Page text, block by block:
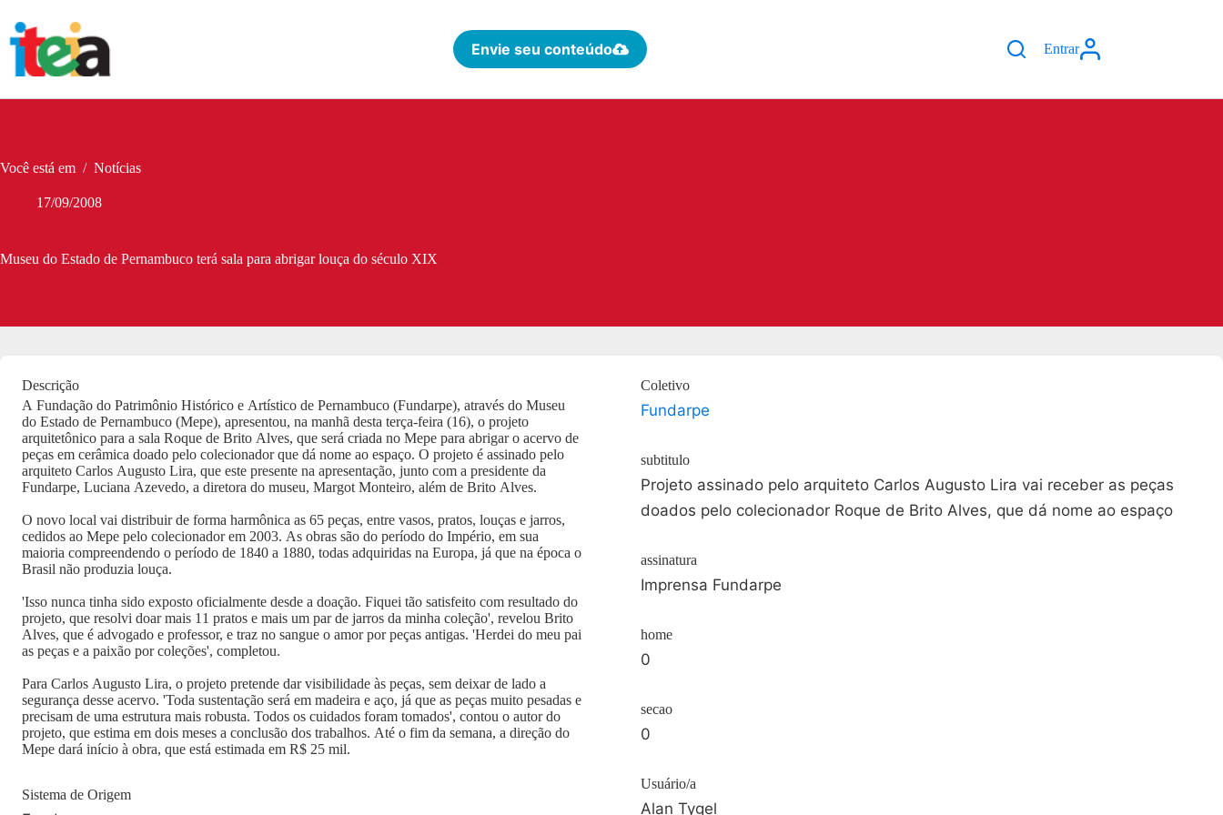
para
conteúdo
Envie seu conteúdo Entrar
Você está em / Notícias
17/09/2008
Museu do Estado de Pernambuco terá sala para abrigar louça do século XIX
Descrição
A Fundação do Patrimônio Histórico e Artístico de Pernambuco (Fundarpe), através do Museu
do Estado de Pernambuco (Mepe), apresentou, na manhã desta terça-feira (16), o projeto
arquitetônico para a sala Roque de Brito Alves, que será criada no Mepe para abrigar o acervo de
peças em cerâmica doado pelo colecionador que dá nome ao espaço. O projeto é assinado pelo
arquiteto Carlos Augusto Lira, que este presente na apresentação, junto com a presidente da
Fundarpe, Luciana Azevedo, a diretora do museu, Margot Monteiro, além de Brito Alves.
O novo local vai distribuir de forma harmônica as 65 peças, entre vasos, pratos, louças e jarros,
cedidos ao Mepe pelo colecionador em 2003. As obras são do período do Império, em sua
maioria compreendendo o período de 1840 a 1880, todas adquiridas na Europa, já que na época o
Brasil não produzia louça.
'Isso nunca tinha sido exposto oficialmente desde a doação. Fiquei tão satisfeito com resultado do
projeto, que resolvi doar mais 11 pratos e mais um par de jarros da minha coleção', revelou Brito
Alves, que é advogado e professor, e traz no sangue o amor por peças antigas. 'Herdei do meu pai
as peças e a paixão por coleções', completou.
Para Carlos Augusto Lira, o projeto pretende dar visibilidade às peças, sem deixar de lado a
segurança desse acervo. 'Toda sustentação será em madeira e aço, já que as peças muito pesadas e
precisam de uma estrutura mais robusta. Todos os cuidados foram tomados', contou o autor do
projeto, que estima em dois meses a conclusão dos trabalhos. Até o fim da semana, a direção do
Mepe dará início à obra, que está estimada em R$ 25 mil.
Sistema de Origem
Coletivo
Fundarpe
subtitulo
Projeto assinado pelo arquiteto Carlos Augusto Lira vai receber as peças
doados pelo colecionador Roque de Brito Alves, que dá nome ao espaço
assinatura
Imprensa Fundarpe
home
0
secao
0
Usuário/a
Alan Tygel